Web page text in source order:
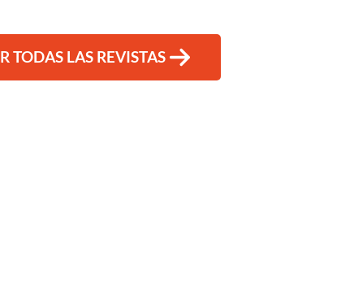
TODAS LAS REVISTAS